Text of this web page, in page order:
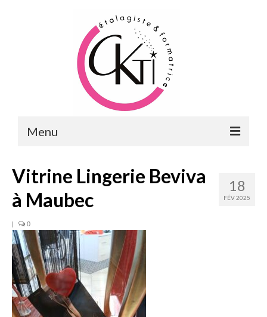
Menu
MERCHANDISING & VITRINES
FORMATIONS RH
FORMATIONS DE FORMATEURS
CONSEILS & PRESTATIONS
18
FÉV 2025
Vitrine Lingerie Beviva
à Maubec
| 0